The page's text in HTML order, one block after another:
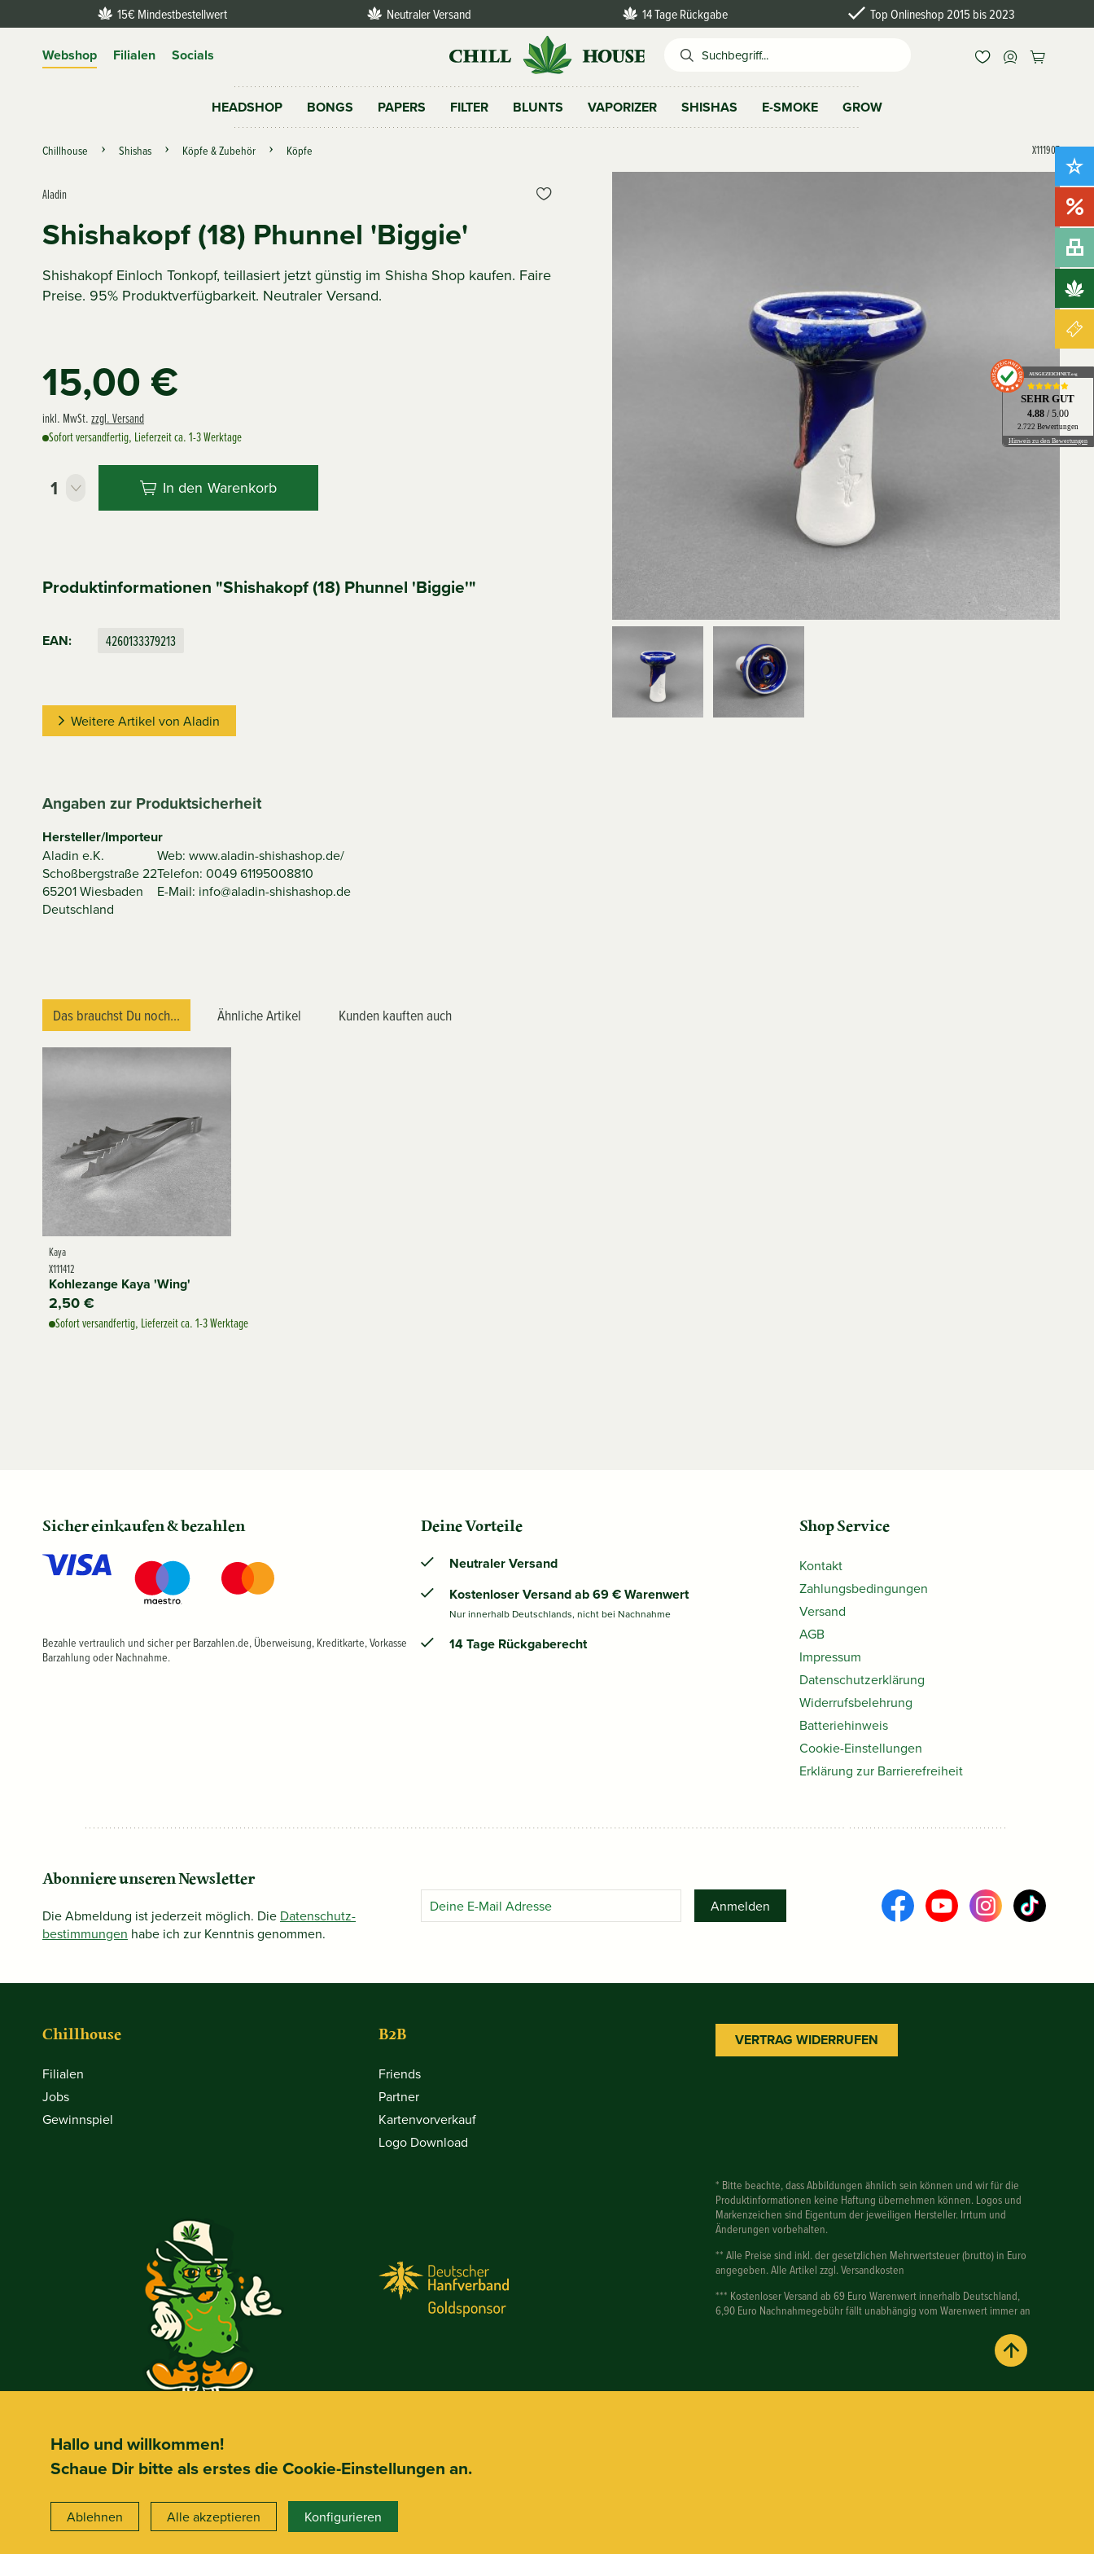
15€ Mindestbestellwert Neutraler Versand 14 Tage Rückgabe Top Onlineshop 2015 bis 2023
Webshop Filialen Socials
HEADSHOP BONGS PAPERS FILTER BLUNTS VAPORIZER SHISHAS E-SMOKE GROW
Chillhouse Shishas Köpfe & Zubehör Köpfe
Shishakopf (18) Phunnel 'Biggie'
Aladin
Shishakopf Einloch Tonkopf, teillasiert jetzt günstig im Shisha Shop kaufen. Faire
Preise. 95% Produktverfügbarkeit. Neutraler Versand.
15,00 €
inkl. MwSt.zzgl. Versand
Sofort versandfertig, Lieferzeit ca. 1-3 Werktage
In den Warenkorb
X111907
Produktinformationen "Shishakopf (18) Phunnel 'Biggie'"
EAN: 4260133379213
Weitere Artikel von Aladin
Angaben zur Produktsicherheit
Hersteller/Importeur
Aladin e.K.
Schoßbergstraße 22
65201 Wiesbaden
Deutschland
Web: www.aladin-shishashop.de/
Telefon: 0049 61195008810
E-Mail: info@aladin-shishashop.de
Das brauchst Du noch... Ähnliche Artikel Kunden kauften auch
Kaya
X111412
Kohlezange Kaya 'Wing'
2,50 €
Sofort versandfertig, Lieferzeit ca. 1-3 Werktage
Sicher einkaufen & bezahlen
Bezahle vertraulich und sicher per Barzahlen.de, Überweisung, Kreditkarte, Vorkasse
Barzahlung oder Nachnahme.
Deine Vorteile
Neutraler Versand
Kostenloser Versand ab 69 € Warenwert
Nur innerhalb Deutschlands, nicht bei Nachnahme
14 Tage Rückgaberecht
Shop Service
Kontakt
Zahlungsbedingungen
Versand
AGB
Impressum
Datenschutzerklärung
Widerrufsbelehrung
Batteriehinweis
Cookie-Einstellungen
Erklärung zur Barrierefreiheit
Abonniere unseren Newsletter
Die Abmeldung ist jederzeit möglich. Die Datenschutz­
bestimmungen habe ich zur Kenntnis genommen.
Anmelden
Chillhouse
Filialen
Jobs
Gewinnspiel
B2B
Friends
Partner
Kartenvorverkauf
Logo Download
VERTRAG WIDERRUFEN
* Bitte beachte, dass Abbildungen ähnlich sein können und wir für die
Produktinformationen keine Haftung übernehmen können. Logos und
Markenzeichen sind Eigentum der jeweiligen Hersteller. Irrtum und
Änderungen vorbehalten.
** Alle Preise sind inkl. der gesetzlichen Mehrwertsteuer (brutto) in Euro
angegeben. Alle Artikel zzgl. Versandkosten
*** Kostenloser Versand ab 69 Euro Warenwert innerhalb Deutschland,
6,90 Euro Nachnahmegebühr fällt unabhängig vom Warenwert immer an
Neu!
AUSGEZEICHNET.org
SEHR GUT
4.88 / 5.00
2.722 Bewertungen
Hinweis zu den Bewertungen
Hallo und willkommen!
Schaue Dir bitte als erstes die Cookie-Einstellungen an.
Ablehnen Alle akzeptieren Konfigurieren